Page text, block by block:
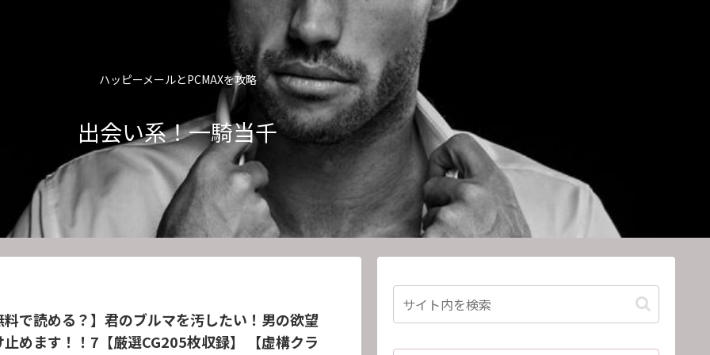
ハッピーメールとPCMAXを攻略
出会い系！一騎当千
料で読める？】君のブルマを汚したい！男の欲望
止めます！！7【厳選CG205枚収録】 【虚構クラ